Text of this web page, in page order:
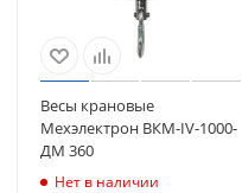
Весы крановые
Мехэлектрон ВКМ-IV-1000-
ДМ 360
Нет в наличии